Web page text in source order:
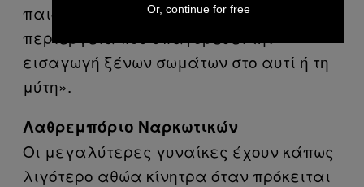
παιδιά είχαν ως κίνητρο την ίδια
περιέργεια που υπαγορεύει την
εισαγωγή ξένων σωμάτων στο αυτί ή τη
μύτη».
Λαθρεμπόριο Ναρκωτικών
Οι μεγαλύτερες γυναίκες έχουν κάπως
λιγότερο αθώα κίνητρα όταν πρόκειται
Or, continue for free